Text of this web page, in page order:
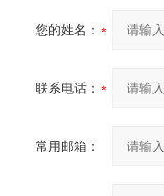
您的姓名：
联系电话：
常用邮箱：